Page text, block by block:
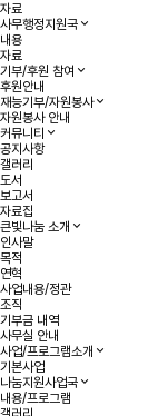
자료
사무행정지원국
내용
자료
기부/후원 참여
후원안내
재능기부/자원봉사
자원봉사 안내
커뮤니티
공지사항
갤러리
도서
보고서
자료집
큰빛나눔 소개
인사말
목적
연혁
사업내용/정관
조직
기부금 내역
사무실 안내
사업/프로그램소개
기본사업
나눔지원사업국
내용/프로그램